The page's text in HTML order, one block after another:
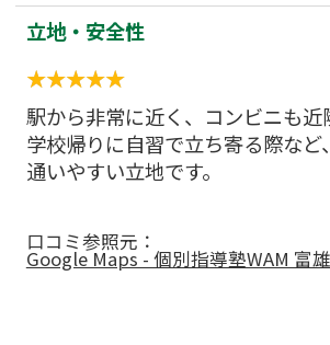
立地・安全性
駅から非常に近く、コンビニも近
学校帰りに自習で立ち寄る際など
通いやすい立地です。
口コミ参照元：
Google Maps - 個別指導塾WAM 富